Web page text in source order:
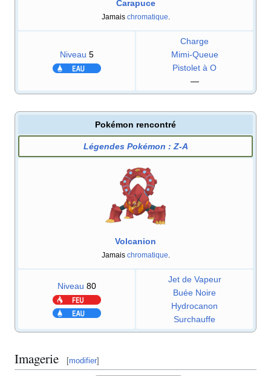
Carapuce
Jamais chromatique
Niveau 5
Charge
Mimi-Queue
Pistolet à O
—
Pokémon rencontré
Légendes Pokémon : Z-A
Volcanion
Jamais chromatique
Niveau 80
Jet de Vapeur
Buée Noire
Hydrocanon
Surchauffe
Imagerie [modifier]